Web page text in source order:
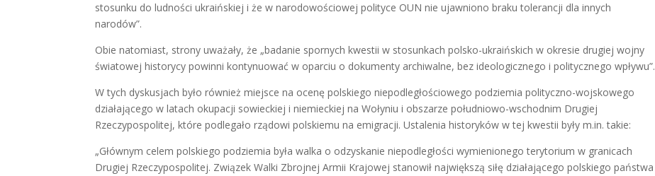
stosunku do ludności ukraińskiej i że w narodowościowej polityce OUN nie ujawniono braku tolerancji dla innych
narodów”.
Obie natomiast, strony uważały, że „badanie spornych kwestii w stosunkach polsko-ukraińskich w okresie drugiej wojny
światowej historycy powinni kontynuować w oparciu o dokumenty archiwalne, bez ideologicznego i politycznego wpływu”.
W tych dyskusjach było również miejsce na ocenę polskiego niepodległościowego podziemia polityczno-wojskowego
działającego w latach okupacji sowieckiej i niemieckiej na Wołyniu i obszarze południowo-wschodnim Drugiej
Rzeczypospolitej, które podlegało rządowi polskiemu na emigracji. Ustalenia historyków w tej kwestii były m.in. takie:
„Głównym celem polskiego podziemia była walka o odzyskanie niepodległości wymienionego terytorium w granicach
Drugiej Rzeczypospolitej. Związek Walki Zbrojnej Armii Krajowej stanowił największą siłę działającego polskiego państwa